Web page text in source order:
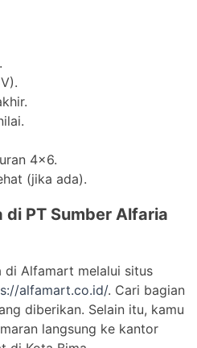
4×6.
(jika ada).
di PT Sumber Alfaria
di Alfamart melalui situs
alfamart.co.id/. Cari bagian
diberikan. Selain itu, kamu
langsung ke kantor